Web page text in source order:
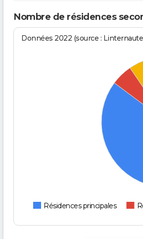
Nombre de résidences
Données 2022 (source :
Résidences principales